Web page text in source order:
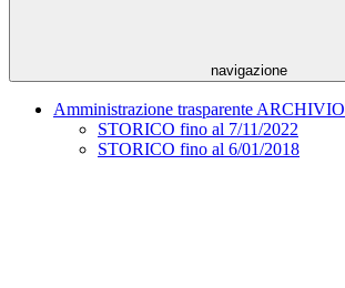
navigazione
Amministrazione trasparente ARCHIVIO
STORICO fino al 7/11/2022
STORICO fino al 6/01/2018